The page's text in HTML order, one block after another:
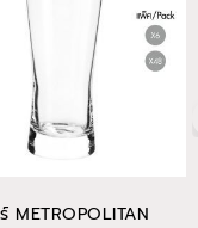
METROPOLITAN